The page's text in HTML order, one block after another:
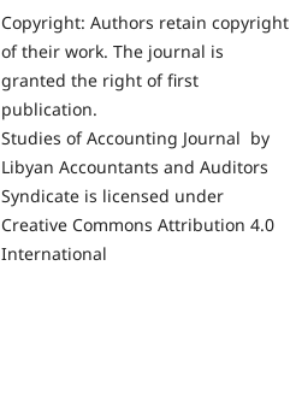
Copyright: Authors retain copyright
of their work. The journal is
granted the right of first
publication.
Studies of Accounting Journal by
Libyan Accountants and Auditors
Syndicate is licensed under
Creative Commons Attribution 4.0
International